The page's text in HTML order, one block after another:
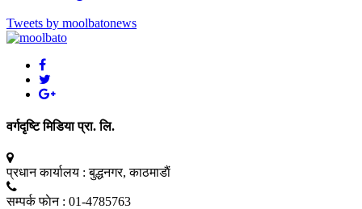
Tweets by moolbatonews
वर्गदृष्टि मिडिया प्रा. लि.
प्रधान कार्यालय : बुद्धनगर, काठमाडाैं
सम्पर्क फाेन : 01-4785763